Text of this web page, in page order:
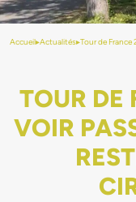
Accueil▸Actualités▸Tour de
TOUR DE
VOIR